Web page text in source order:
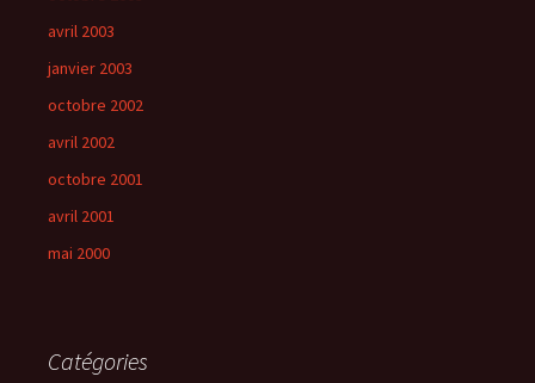
avril 2003
janvier 2003
octobre 2002
avril 2002
octobre 2001
avril 2001
mai 2000
Catégories